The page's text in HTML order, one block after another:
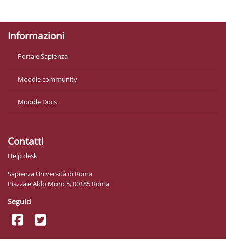
Informazioni
Portale Sapienza
Moodle community
Moodle Docs
Contatti
Help desk
Sapienza Università di Roma
Piazzale Aldo Moro 5, 00185 Roma
Seguici